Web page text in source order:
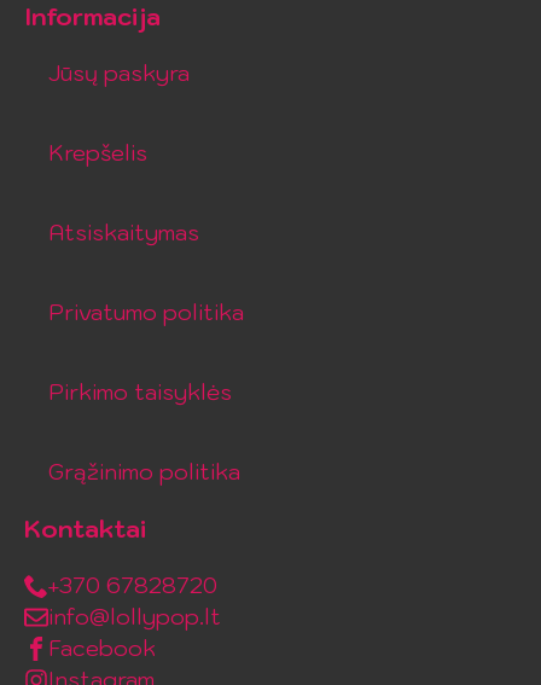
Informacija
Jūsų paskyra
Krepšelis
Atsiskaitymas
Privatumo politika
Pirkimo taisyklės
Grąžinimo politika
Kontaktai
+370 67828720
info@lollypop.lt
Facebook